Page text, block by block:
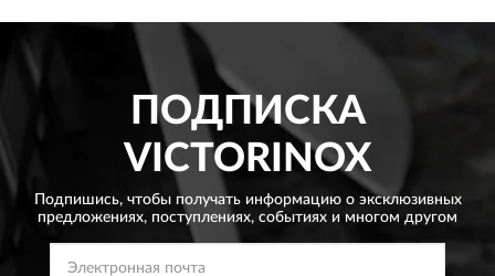
ПОДПИСКА
VICTORINOX
Подпишись, чтобы получать информацию о эксклюзивных
предложениях, поступлениях, событиях и многом другом